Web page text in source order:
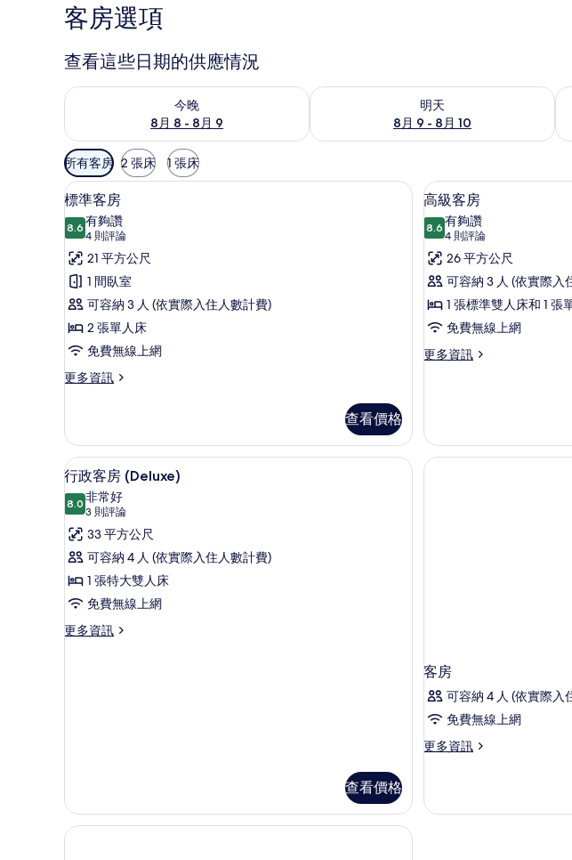
客房選項
查看這些日期的供應情況
今晚
8月 8 - 8月 9
查看今晚 (8月 8 - 8月 9) 的供應情況
明天
8月 9 - 8月 10
查看明天 (8月 9 - 8月 10) 的供應情況
可
用
的
客
房
篩
選
條
件
所有客房 2 張床 1 張床
顯
示
標
準
客
房
的
所
有
標準客房 | 高級寢具、迷你吧、客房內保險箱、書桌
13
標準客房
8.68.6 分，滿分 10 分
有夠讚
4 則評論
(4
則
評
論)
21 平方公尺
1 間臥室
可容納 3 人 (依實際入住人數計費)
2 張單人床
免費無線上網
更多資訊
更
客
房
的
詳
情
查看價格
顯
示
高
級
客
房
的
所
4
高級客房
8.68.6 分，滿分 10 分
有夠讚
4 則評論
(4
則
評
論)
26 平方公尺
可容納 3 人 (依實際入
1 張標準雙人床和 1 張
免費無線上網
更多資訊
更
房
的
詳
顯
示
行
政
客
房
(Deluxe)
的
行政客房 (Deluxe) | 高級寢具、迷你吧、客房內保險箱、書桌
16
行政客房 (Deluxe)
8.08.0 分，滿分 10 分
非常好
3 則評論
(3
則
評
論)
33 平方公尺
可容納 4 人 (依實際入住人數計費)
1 張特大雙人床
免費無線上網
更多資訊
更
查看價格
客房
可容納 4 人 (依實際入
免費無線上網
更多資訊
更
的